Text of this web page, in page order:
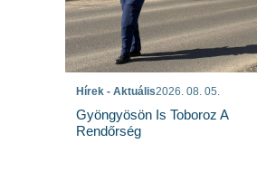
Hírek - Aktuális2026. 08. 05.
Gyöngyösön Is Toboroz A
Rendőrség